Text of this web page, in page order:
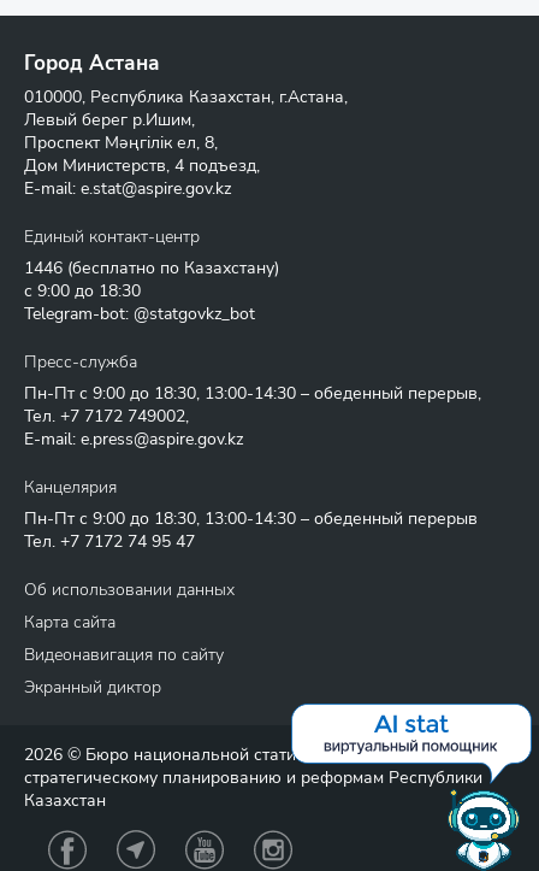
Город Астана
010000, Республика Казахстан, г.Астана,
Левый берег р.Ишим,
Проспект Мәңгілік ел, 8,
Дом Министерств, 4 подъезд,
E-mail: e.stat@aspire.gov.kz
Единый контакт-центр
1446 (бесплатно по Казахстану)
с 9:00 до 18:30
Telegram-bot: @statgovkz_bot
Пресс-служба
Пн-Пт с 9:00 до 18:30, 13:00-14:30 – обеденный перерыв,
Тел. +7 7172 749002,
E-mail: e.press@aspire.gov.kz
Канцелярия
Пн-Пт с 9:00 до 18:30, 13:00-14:30 – обеденный перерыв
Тел. +7 7172 74 95 47
Об использовании данных
Карта сайта
Видеонавигация по сайту
Экранный диктор
2026 © Бюро национальной статистики Агентства по
стратегическому планированию и реформам Республики
Казахстан